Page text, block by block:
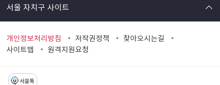
서울 자치구 사이트
개인정보처리방침 저작권정책
찾아오시는길
사이트맵
원격지원요청
서울톡